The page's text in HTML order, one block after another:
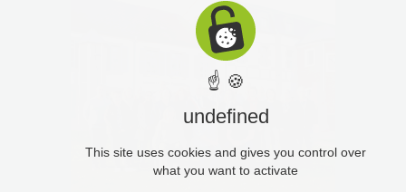
☝ 🍪
undefined
This site uses cookies and gives you control over
what you want to activate